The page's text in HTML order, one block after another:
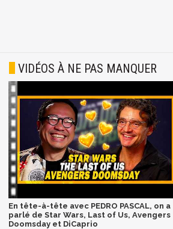
VIDÉOS À NE PAS MANQUER
En tête-à-tête avec PEDRO PASCAL, on a
parlé de Star Wars, Last of Us, Avengers
Doomsday et DiCaprio